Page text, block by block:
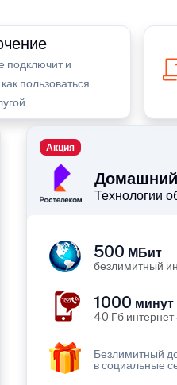
подключит и
пользоваться
Домашний
Технологии
Акция
500 МБит
безлимитный
1000 минут
40 Гб
Безлимитный
в социальные